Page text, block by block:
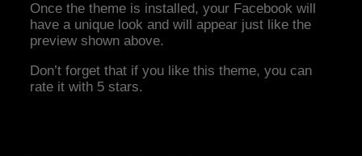
Once the theme is installed, your Facebook will
have a unique look and will appear just like the
preview shown above.
Don’t forget that if you like this theme, you can
rate it with 5 stars.